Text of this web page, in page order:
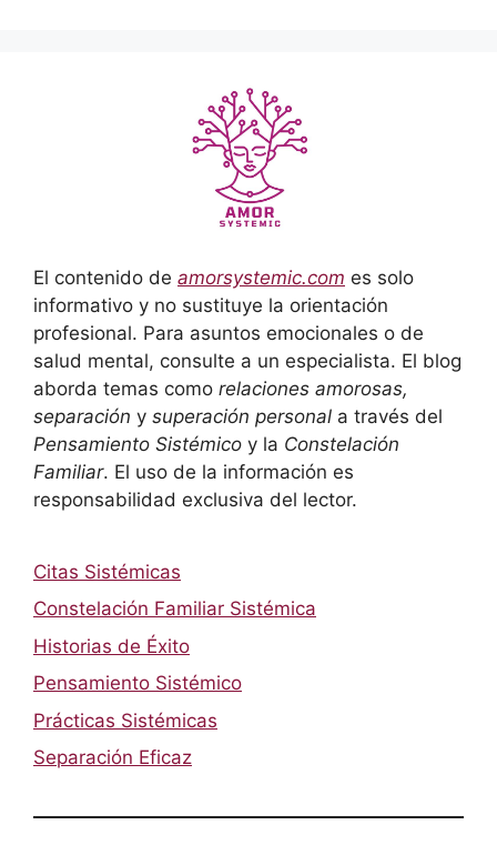
El contenido de amorsystemic.com es solo
informativo y no sustituye la orientación
profesional. Para asuntos emocionales o de
salud mental, consulte a un especialista. El blog
aborda temas como relaciones amorosas,
separación y superación personal a través del
Pensamiento Sistémico y la Constelación
Familiar. El uso de la información es
responsabilidad exclusiva del lector.
Citas Sistémicas
Constelación Familiar Sistémica
Historias de Éxito
Pensamiento Sistémico
Prácticas Sistémicas
Separación Eficaz